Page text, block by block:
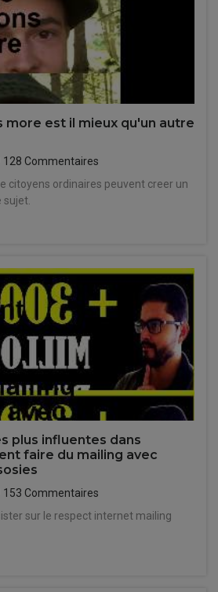
more est il mieux qu'un autre
128 Commentaires
citoyens ordinaires peuvent creer un
plus influentes dans
faire du mailing avec
153 Commentaires
sur le respect internet mailing